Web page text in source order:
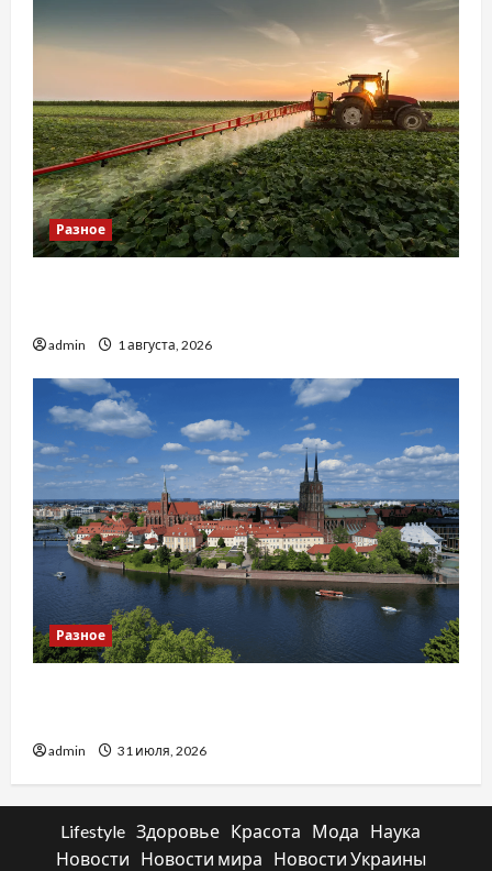
Разное
admin 1 августа, 2026
Разное
admin 31 июля, 2026
Lifestyle Здоровье Красота Мода
Наука
Новости
Новости мира
Новости Украины